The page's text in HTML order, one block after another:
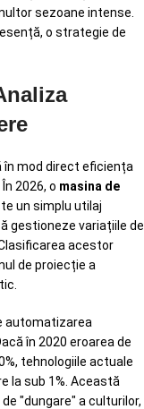
sezoane intense.
o strategie de
în mod direct eficiența
2026, o masina de
un simplu utilaj
gestioneze variațiile de
acestor
de proiecție a
automatizarea
în 2020 eroarea de
tehnologiile actuale
la sub 1%. Această
"dungare" a culturilor,